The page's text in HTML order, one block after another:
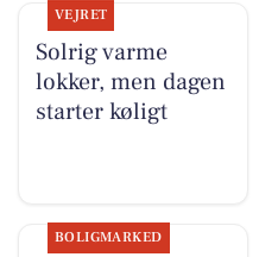
VEJRET
Solrig varme
lokker, men dagen
starter køligt
BOLIGMARKED